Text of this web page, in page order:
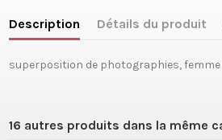
Description Détails du produit
superposition de photographies,
16 autres produits dans la même